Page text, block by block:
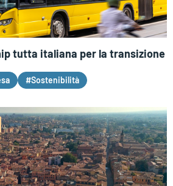
tutta italiana per la transizione
#Sostenibilità